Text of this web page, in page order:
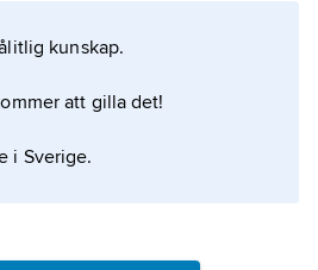
Ibland pratar ju också
FRA fick lyssna
kunskap.
att gilla det!
i Sverige.